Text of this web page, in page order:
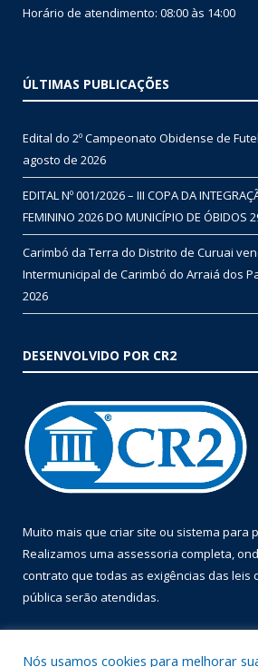
Horário de atendimento: 08:00 às 14:00
ÚLTIMAS PUBLICAÇÕES
Edital do 2º Campeonato Obidense de
agosto de 2026
EDITAL Nº 001/2026 – III COPA DA
FEMININO 2026 DO MUNICÍPIO DE ÓBIDOS
Carimbó da Terra do Distrito de Curuai
Intermunicipal de Carimbó do Arraiá dos
2026
DESENVOLVIDO POR CR2
Muito mais que criar site ou sistema para
Realizamos uma assessoria completa,
contrato que todas as exigências das leis
pública serão atendidas.
Nós usamos cookies para melhorar